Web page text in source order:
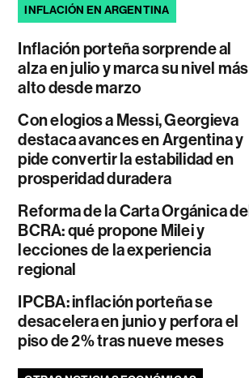
INFLACIÓN EN ARGENTINA
Inflación porteña sorprende al
alza en julio y marca su nivel más
alto desde marzo
Con elogios a Messi, Georgieva
destaca avances en Argentina y
pide convertir la estabilidad en
prosperidad duradera
Reforma de la Carta Orgánica del
BCRA: qué propone Milei y
lecciones de la experiencia
regional
IPCBA: inflación porteña se
desacelera en junio y perfora el
piso de 2% tras nueve meses